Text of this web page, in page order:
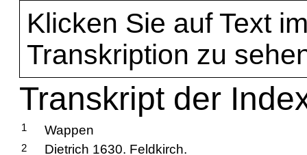
Klicken Sie auf Text
Transkription zu
Transkript der
1 Wappen
2
Dietrich 1630. Feldkirch.